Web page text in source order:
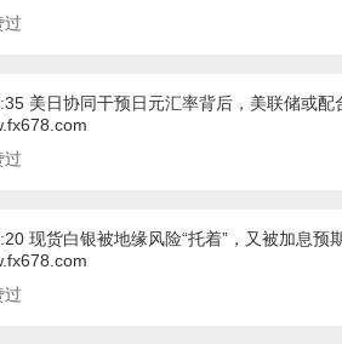
过
美日协同干预日元汇率背后，美联储或
过
现货白银被地缘风险“托着”，又被加息预
过